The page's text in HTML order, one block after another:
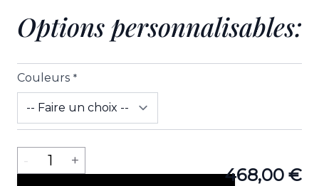
Options personnalisables:
Couleurs *
468,00 €
Quantité
- 1 +